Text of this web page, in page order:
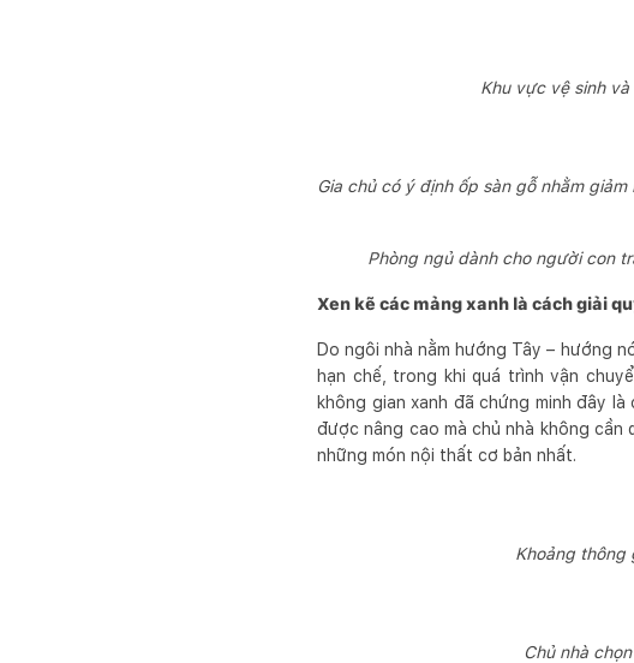
Khu vực vệ sinh
Gia chủ có ý định ốp sàn gỗ nhằm
Phòng ngủ dành cho người con
Xen kẽ các mảng xanh là cách giải
Do ngôi nhà nằm hướng Tây – hướng
hạn chế, trong khi quá trình vận
không gian xanh đã chứng minh đây
được nâng cao mà chủ nhà không
những món nội thất cơ bản nhất.
Khoảng
Chủ nhà